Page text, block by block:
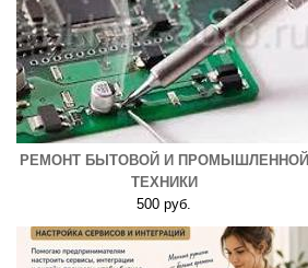
РЕМОНТ БЫТОВОЙ И ПРОМЫШЛЕННОЙ
ТЕХНИКИ
500 руб.